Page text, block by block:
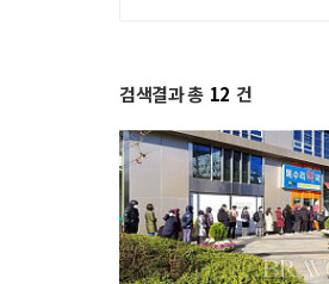
검색결과 총 12 건